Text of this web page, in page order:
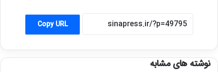
Copy URL
نوشته های مشابه